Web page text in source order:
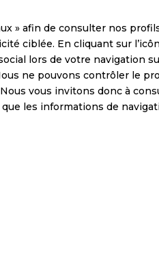
» afin de consulter nos
ciblée. En cliquant sur
lors de votre navigation
ne pouvons contrôler le
vous invitons donc à
les informations de